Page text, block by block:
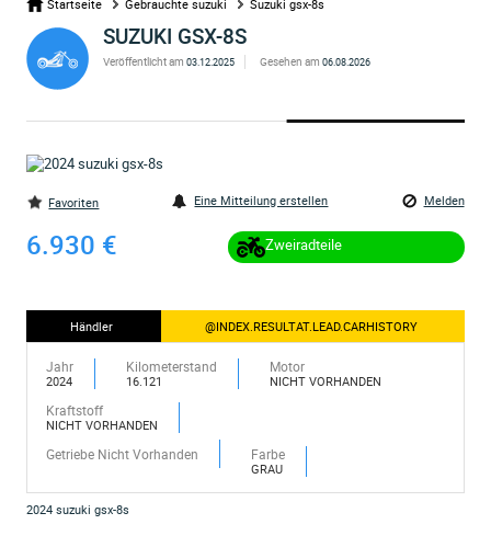
Startseite Gebrauchte suzuki Suzuki gsx-8s
SUZUKI GSX-8S
Veröffentlicht am 03.12.2025 Gesehen am 06.08.2026
Favoriten Eine Mitteilung erstellen Melden
6.930 € Zweiradteile
Händler @INDEX.RESULTAT.LEAD.CARHISTORY
Jahr
2024
Kilometerstand
16.121
Motor
NICHT VORHANDEN
Kraftstoff
NICHT VORHANDEN
Getriebe Nicht Vorhanden Farbe
GRAU
2024 suzuki gsx-8s